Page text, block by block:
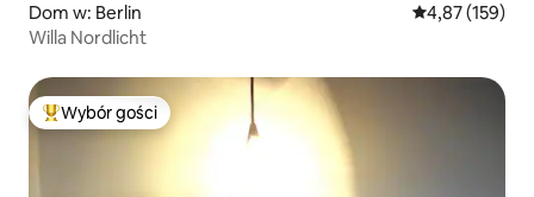
Dom w: Berlin Średnia
4,87 (159)
Willa Nordlicht
Najpopularniejsze z kategorii Wybór gości
Wybór gości